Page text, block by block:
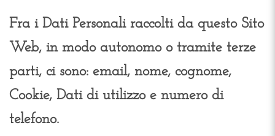
Fra i Dati Personali raccolti da questo Sito
Web, in modo autonomo o tramite terze
parti, ci sono: email, nome, cognome,
Cookie, Dati di utilizzo e numero di
telefono.